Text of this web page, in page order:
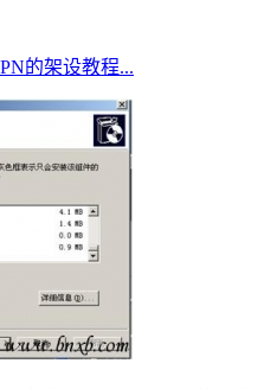
的架设教程...